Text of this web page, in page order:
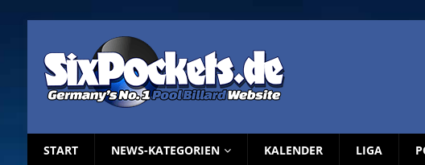
START NEWS-KATEGORIEN KALENDER LIGA